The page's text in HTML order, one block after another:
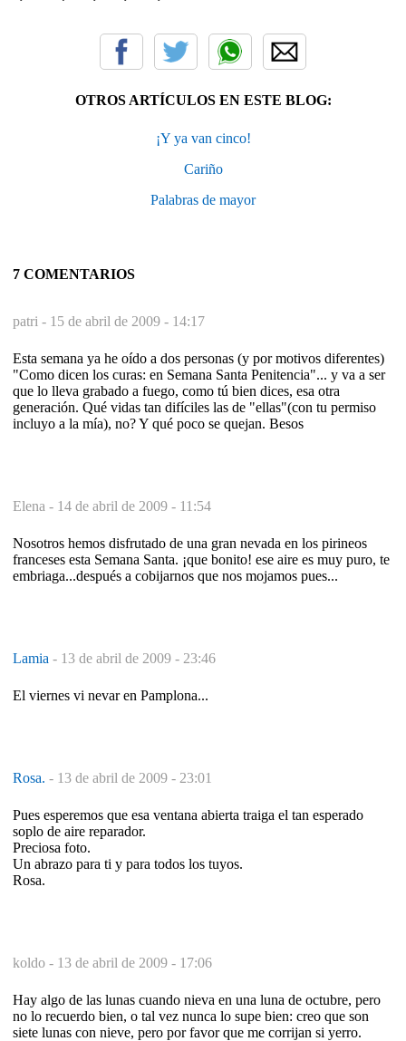
OTROS ARTÍCULOS EN ESTE BLOG:
¡Y ya van cinco!
Cariño
Palabras de mayor
7 COMENTARIOS
patri - 15 de abril de 2009 - 14:17
Esta semana ya he oído a dos personas (y por motivos diferentes)
"Como dicen los curas: en Semana Santa Penitencia"... y va a ser
que lo lleva grabado a fuego, como tú bien dices, esa otra
generación. Qué vidas tan difíciles las de "ellas"(con tu permiso
incluyo a la mía), no? Y qué poco se quejan. Besos
Elena - 14 de abril de 2009 - 11:54
Nosotros hemos disfrutado de una gran nevada en los pirineos
franceses esta Semana Santa. ¡que bonito! ese aire es muy puro, te
embriaga...después a cobijarnos que nos mojamos pues...
Lamia - 13 de abril de 2009 - 23:46
El viernes vi nevar en Pamplona...
Rosa. - 13 de abril de 2009 - 23:01
Pues esperemos que esa ventana abierta traiga el tan esperado
soplo de aire reparador.
Preciosa foto.
Un abrazo para ti y para todos los tuyos.
Rosa.
koldo - 13 de abril de 2009 - 17:06
Hay algo de las lunas cuando nieva en una luna de octubre, pero
no lo recuerdo bien, o tal vez nunca lo supe bien: creo que son
siete lunas con nieve, pero por favor que me corrijan si yerro.